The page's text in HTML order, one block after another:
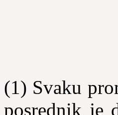
(1) Svaku
posrednik je